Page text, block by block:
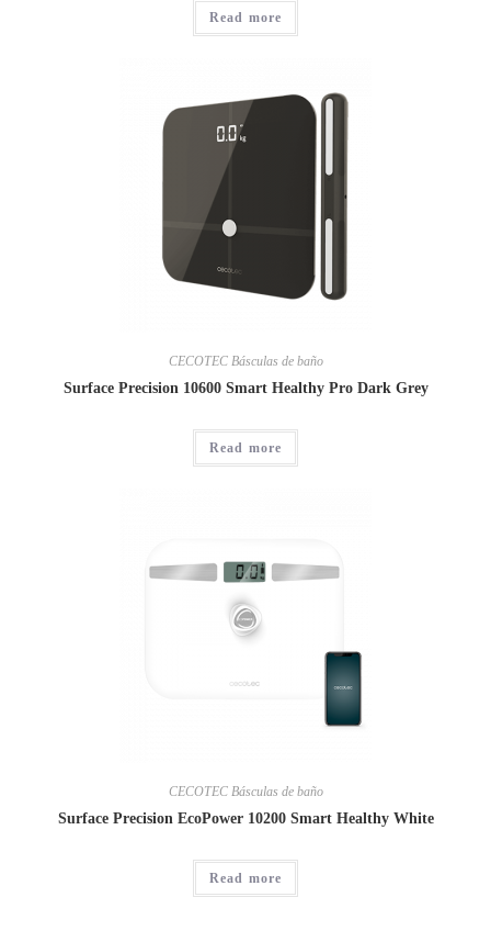
Read more
CECOTEC Básculas de baño
Surface Precision 10600 Smart Healthy Pro Dark Grey
Read more
CECOTEC Básculas de baño
Surface Precision EcoPower 10200 Smart Healthy White
Read more